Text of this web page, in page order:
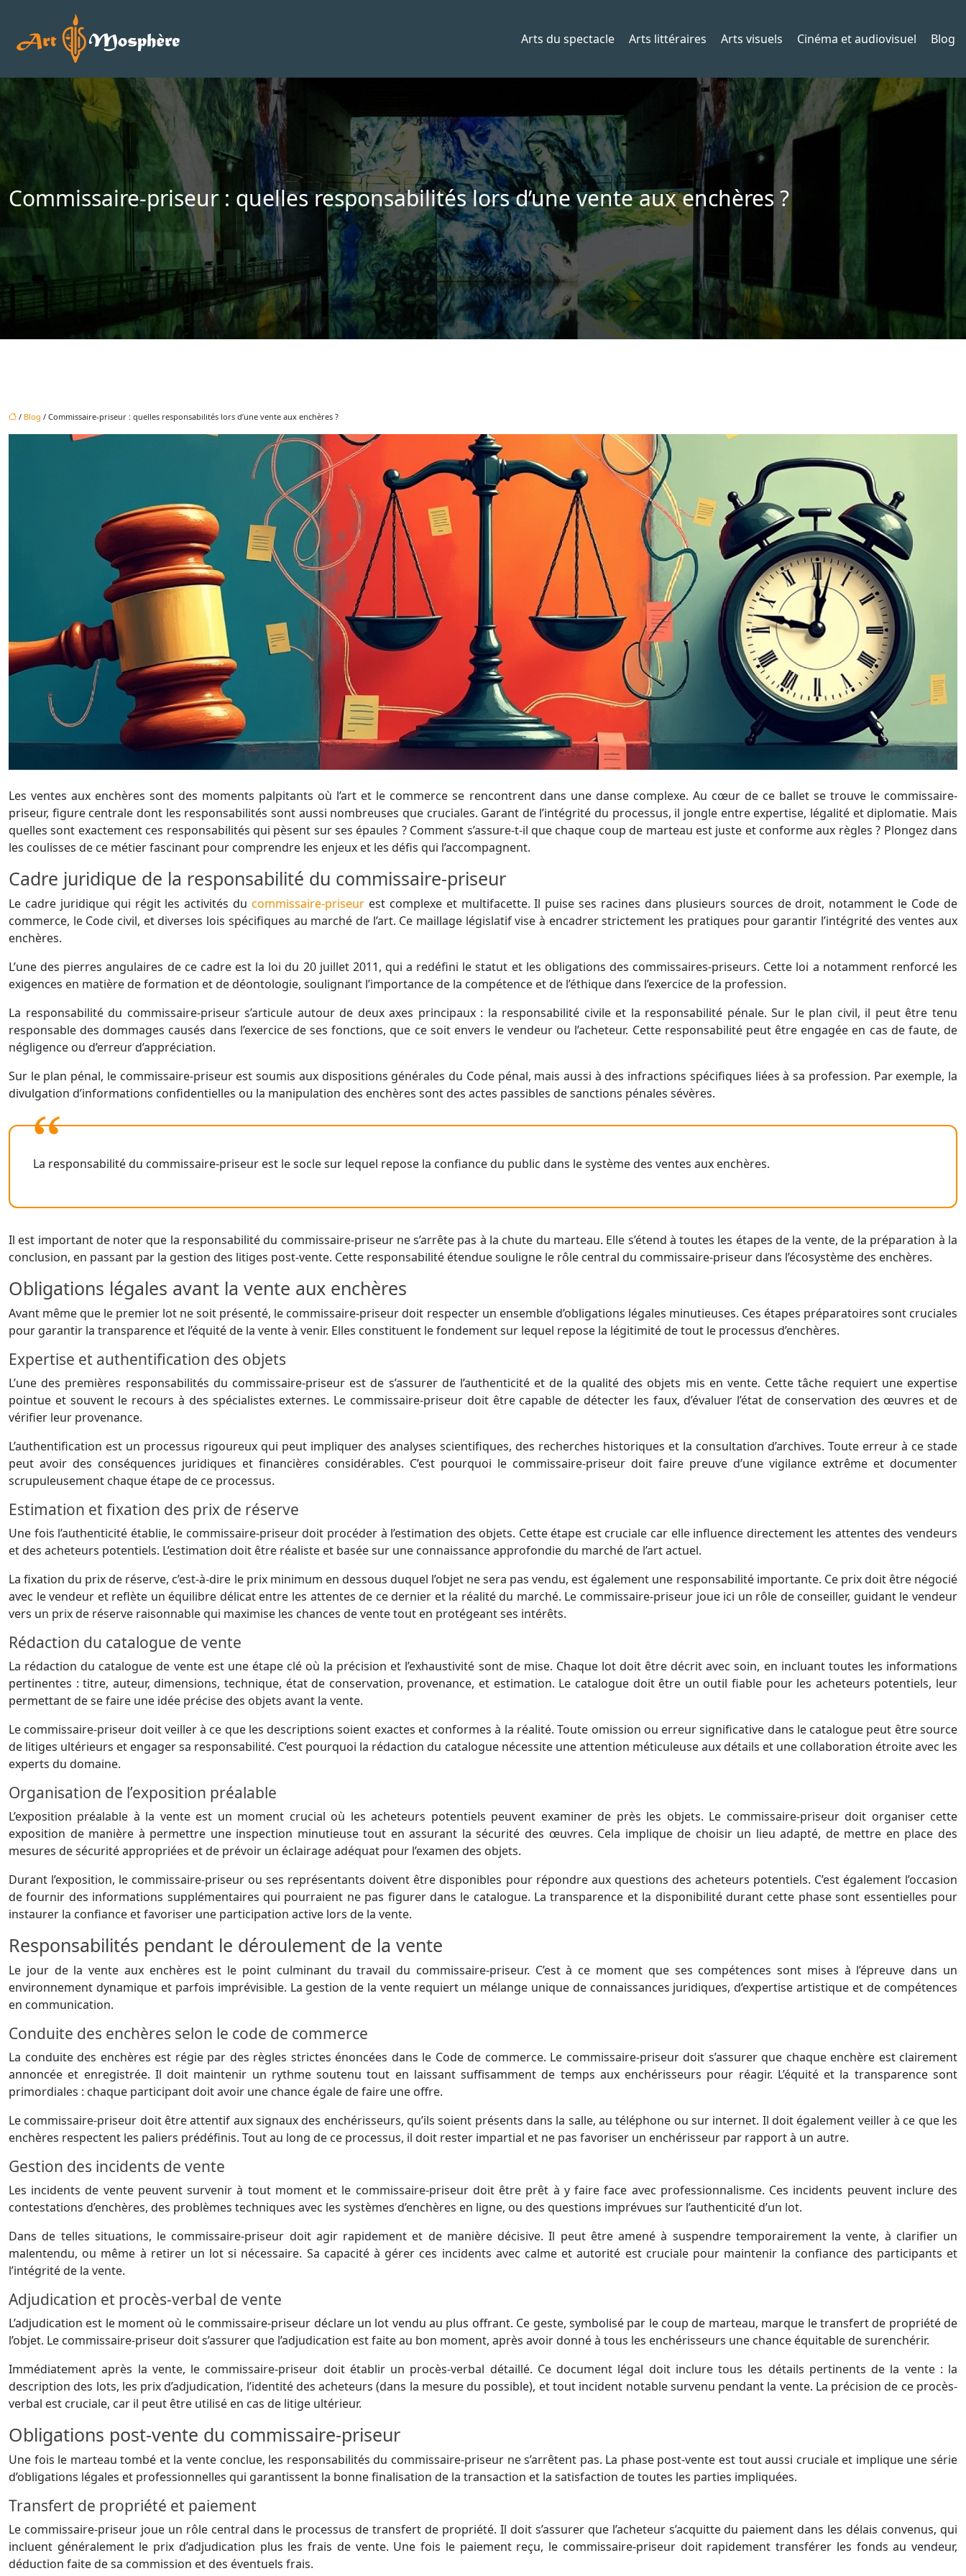
Arts du spectacle Arts littéraires Arts visuels Cinéma et audiovisuel Blog
Commissaire-priseur : quelles responsabilités lors d’une vente aux enchères ?
/ Blog / Commissaire-priseur : quelles responsabilités lors d’une vente aux enchères ?
Les ventes aux enchères sont des moments palpitants où l’art et le commerce se rencontrent dans une danse complexe. Au cœur de ce ballet se trouve le commissaire-
priseur, figure centrale dont les responsabilités sont aussi nombreuses que cruciales. Garant de l’intégrité du processus, il jongle entre expertise, légalité et diplomatie. Mais
quelles sont exactement ces responsabilités qui pèsent sur ses épaules ? Comment s’assure-t-il que chaque coup de marteau est juste et conforme aux règles ? Plongez dans
les coulisses de ce métier fascinant pour comprendre les enjeux et les défis qui l’accompagnent.
Cadre juridique de la responsabilité du commissaire-priseur
Le cadre juridique qui régit les activités ducommissaire-priseur est complexe et multifacette. Il puise ses racines dans plusieurs sources de droit, notamment le Code de
commerce, le Code civil, et diverses lois spécifiques au marché de l’art. Ce maillage législatif vise à encadrer strictement les pratiques pour garantir l’intégrité des ventes aux
enchères.
L’une des pierres angulaires de ce cadre est la loi du 20 juillet 2011, qui a redéfini le statut et les obligations des commissaires-priseurs. Cette loi a notamment renforcé les
exigences en matière de formation et de déontologie, soulignant l’importance de la compétence et de l’éthique dans l’exercice de la profession.
La responsabilité du commissaire-priseur s’articule autour de deux axes principaux : la responsabilité civile et la responsabilité pénale. Sur le plan civil, il peut être tenu
responsable des dommages causés dans l’exercice de ses fonctions, que ce soit envers le vendeur ou l’acheteur. Cette responsabilité peut être engagée en cas de faute, de
négligence ou d’erreur d’appréciation.
Sur le plan pénal, le commissaire-priseur est soumis aux dispositions générales du Code pénal, mais aussi à des infractions spécifiques liées à sa profession. Par exemple, la
divulgation d’informations confidentielles ou la manipulation des enchères sont des actes passibles de sanctions pénales sévères.
La responsabilité du commissaire-priseur est le socle sur lequel repose la confiance du public dans le système des ventes aux enchères.
Il est important de noter que la responsabilité du commissaire-priseur ne s’arrête pas à la chute du marteau. Elle s’étend à toutes les étapes de la vente, de la préparation à la
conclusion, en passant par la gestion des litiges post-vente. Cette responsabilité étendue souligne le rôle central du commissaire-priseur dans l’écosystème des enchères.
Obligations légales avant la vente aux enchères
Avant même que le premier lot ne soit présenté, le commissaire-priseur doit respecter un ensemble d’obligations légales minutieuses. Ces étapes préparatoires sont cruciales
pour garantir la transparence et l’équité de la vente à venir. Elles constituent le fondement sur lequel repose la légitimité de tout le processus d’enchères.
Expertise et authentification des objets
L’une des premières responsabilités du commissaire-priseur est de s’assurer de l’authenticité et de la qualité des objets mis en vente. Cette tâche requiert une expertise
pointue et souvent le recours à des spécialistes externes. Le commissaire-priseur doit être capable de détecter les faux, d’évaluer l’état de conservation des œuvres et de
vérifier leur provenance.
L’authentification est un processus rigoureux qui peut impliquer des analyses scientifiques, des recherches historiques et la consultation d’archives. Toute erreur à ce stade
peut avoir des conséquences juridiques et financières considérables. C’est pourquoi le commissaire-priseur doit faire preuve d’une vigilance extrême et documenter
scrupuleusement chaque étape de ce processus.
Estimation et fixation des prix de réserve
Une fois l’authenticité établie, le commissaire-priseur doit procéder à l’estimation des objets. Cette étape est cruciale car elle influence directement les attentes des vendeurs
et des acheteurs potentiels. L’estimation doit être réaliste et basée sur une connaissance approfondie du marché de l’art actuel.
La fixation du prix de réserve, c’est-à-dire le prix minimum en dessous duquel l’objet ne sera pas vendu, est également une responsabilité importante. Ce prix doit être négocié
avec le vendeur et reflète un équilibre délicat entre les attentes de ce dernier et la réalité du marché. Le commissaire-priseur joue ici un rôle de conseiller, guidant le vendeur
vers un prix de réserve raisonnable qui maximise les chances de vente tout en protégeant ses intérêts.
Rédaction du catalogue de vente
La rédaction du catalogue de vente est une étape clé où la précision et l’exhaustivité sont de mise. Chaque lot doit être décrit avec soin, en incluant toutes les informations
pertinentes : titre, auteur, dimensions, technique, état de conservation, provenance, et estimation. Le catalogue doit être un outil fiable pour les acheteurs potentiels, leur
permettant de se faire une idée précise des objets avant la vente.
Le commissaire-priseur doit veiller à ce que les descriptions soient exactes et conformes à la réalité. Toute omission ou erreur significative dans le catalogue peut être source
de litiges ultérieurs et engager sa responsabilité. C’est pourquoi la rédaction du catalogue nécessite une attention méticuleuse aux détails et une collaboration étroite avec les
experts du domaine.
Organisation de l’exposition préalable
L’exposition préalable à la vente est un moment crucial où les acheteurs potentiels peuvent examiner de près les objets. Le commissaire-priseur doit organiser cette
exposition de manière à permettre une inspection minutieuse tout en assurant la sécurité des œuvres. Cela implique de choisir un lieu adapté, de mettre en place des
mesures de sécurité appropriées et de prévoir un éclairage adéquat pour l’examen des objets.
Durant l’exposition, le commissaire-priseur ou ses représentants doivent être disponibles pour répondre aux questions des acheteurs potentiels. C’est également l’occasion
de fournir des informations supplémentaires qui pourraient ne pas figurer dans le catalogue. La transparence et la disponibilité durant cette phase sont essentielles pour
instaurer la confiance et favoriser une participation active lors de la vente.
Responsabilités pendant le déroulement de la vente
Le jour de la vente aux enchères est le point culminant du travail du commissaire-priseur. C’est à ce moment que ses compétences sont mises à l’épreuve dans un
environnement dynamique et parfois imprévisible. La gestion de la vente requiert un mélange unique de connaissances juridiques, d’expertise artistique et de compétences
en communication.
Conduite des enchères selon le code de commerce
La conduite des enchères est régie par des règles strictes énoncées dans le Code de commerce. Le commissaire-priseur doit s’assurer que chaque enchère est clairement
annoncée et enregistrée. Il doit maintenir un rythme soutenu tout en laissant suffisamment de temps aux enchérisseurs pour réagir. L’équité et la transparence sont
primordiales : chaque participant doit avoir une chance égale de faire une offre.
Le commissaire-priseur doit être attentif aux signaux des enchérisseurs, qu’ils soient présents dans la salle, au téléphone ou sur internet. Il doit également veiller à ce que les
enchères respectent les paliers prédéfinis. Tout au long de ce processus, il doit rester impartial et ne pas favoriser un enchérisseur par rapport à un autre.
Gestion des incidents de vente
Les incidents de vente peuvent survenir à tout moment et le commissaire-priseur doit être prêt à y faire face avec professionnalisme. Ces incidents peuvent inclure des
contestations d’enchères, des problèmes techniques avec les systèmes d’enchères en ligne, ou des questions imprévues sur l’authenticité d’un lot.
Dans de telles situations, le commissaire-priseur doit agir rapidement et de manière décisive. Il peut être amené à suspendre temporairement la vente, à clarifier un
malentendu, ou même à retirer un lot si nécessaire. Sa capacité à gérer ces incidents avec calme et autorité est cruciale pour maintenir la confiance des participants et
l’intégrité de la vente.
Adjudication et procès-verbal de vente
L’adjudication est le moment où le commissaire-priseur déclare un lot vendu au plus offrant. Ce geste, symbolisé par le coup de marteau, marque le transfert de propriété de
l’objet. Le commissaire-priseur doit s’assurer que l’adjudication est faite au bon moment, après avoir donné à tous les enchérisseurs une chance équitable de surenchérir.
Immédiatement après la vente, le commissaire-priseur doit établir un procès-verbal détaillé. Ce document légal doit inclure tous les détails pertinents de la vente : la
description des lots, les prix d’adjudication, l’identité des acheteurs (dans la mesure du possible), et tout incident notable survenu pendant la vente. La précision de ce procès-
verbal est cruciale, car il peut être utilisé en cas de litige ultérieur.
Obligations post-vente du commissaire-priseur
Une fois le marteau tombé et la vente conclue, les responsabilités du commissaire-priseur ne s’arrêtent pas. La phase post-vente est tout aussi cruciale et implique une série
d’obligations légales et professionnelles qui garantissent la bonne finalisation de la transaction et la satisfaction de toutes les parties impliquées.
Transfert de propriété et paiement
Le commissaire-priseur joue un rôle central dans le processus de transfert de propriété. Il doit s’assurer que l’acheteur s’acquitte du paiement dans les délais convenus, qui
incluent généralement le prix d’adjudication plus les frais de vente. Une fois le paiement reçu, le commissaire-priseur doit rapidement transférer les fonds au vendeur,
déduction faite de sa commission et des éventuels frais.